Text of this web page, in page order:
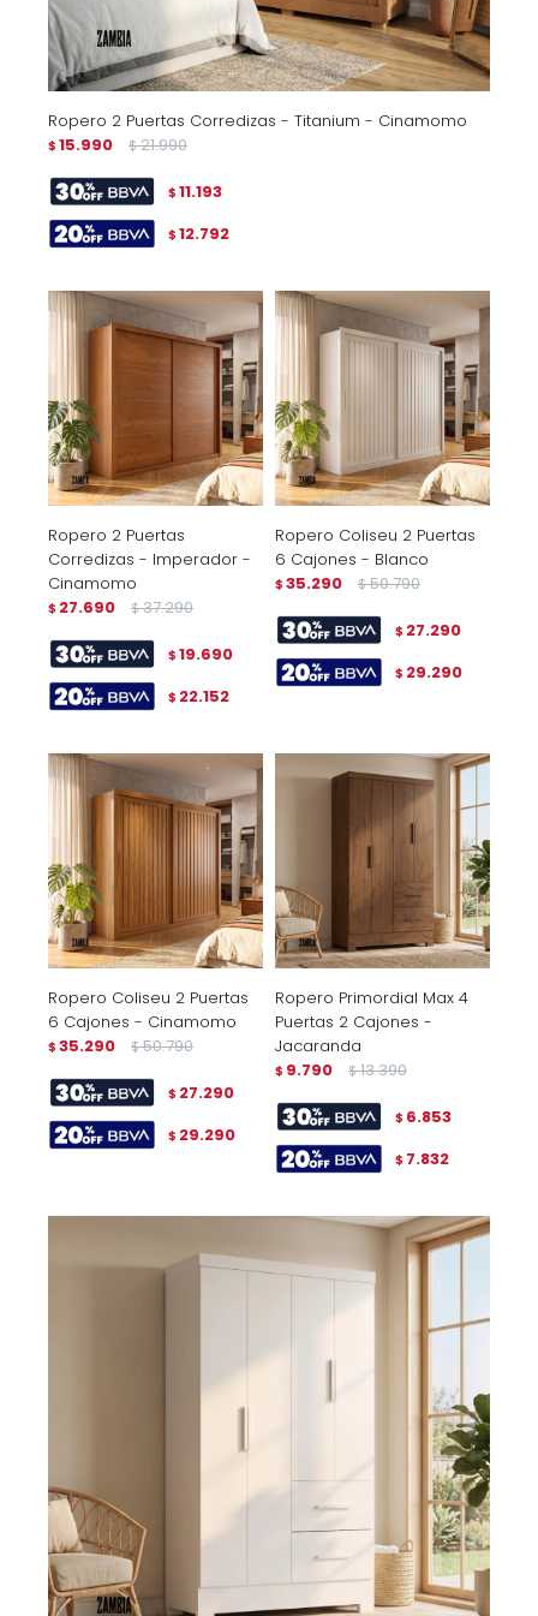
Ropero 2 Puertas Corredizas - Titanium - Cinamomo
$ 15.990 $ 21.990
$ 11.193
$ 12.792
Ropero 2 Puertas
Corredizas - Imperador -
Cinamomo
$ 27.690 $ 37.290
$ 19.690
$ 22.152
Ropero Coliseu 2 Puertas
6 Cajones - Blanco
$ 35.290 $ 50.790
$ 27.290
$ 29.290
Ropero Coliseu 2 Puertas
6 Cajones - Cinamomo
$ 35.290 $ 50.790
$ 27.290
$ 29.290
Ropero Primordial Max 4
Puertas 2 Cajones -
Jacaranda
$ 9.790 $ 13.390
$ 6.853
$ 7.832